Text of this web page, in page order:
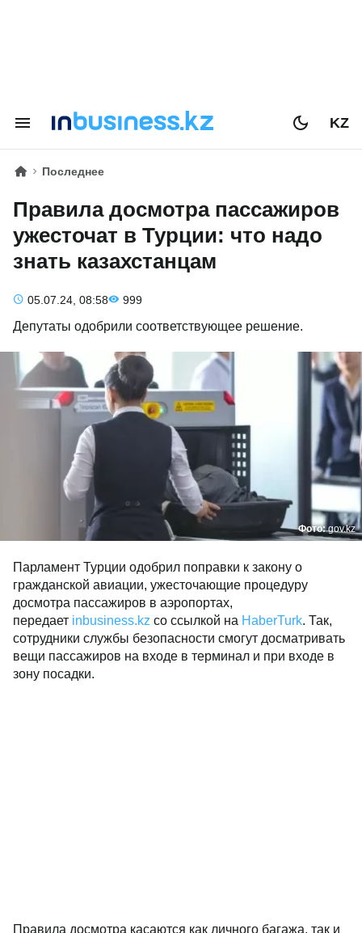
KZ
Последнее
Правила досмотра пассажиров
ужесточат в Турции: что надо
знать казахстанцам
05.07.24, 08:58 999
Депутаты одобрили соответствующее решение.
Фото:gov.kz
Парламент Турции одобрил поправки к закону о
гражданской авиации, ужесточающие процедуру
досмотра пассажиров в аэропортах,
передает inbusiness.kz со ссылкой на HaberTurk. Так,
сотрудники службы безопасности смогут досматривать
вещи пассажиров на входе в терминал и при входе в
зону посадки.
Правила досмотра касаются как личного багажа, так и